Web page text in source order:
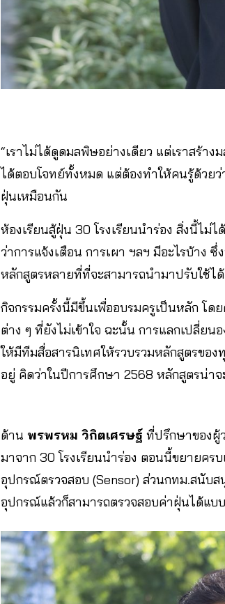
“เราไม่ได้ดูดมลพิษอย่างเดียว แต่เราสร้า
ได้ตอบโจทย์ทั้งหมด แต่ต้องทำให้คนรู้ด้วยว่า
ฝุ่นเหมือนกัน
ห้องเรียนสู้ฝุ่น 30 โรงเรียนนำร่อง สิ่งนี้ไม่
ว่าการแจ้งเตือน การเผา ฯลฯ มีอะไรบ้าง
หลักสูตรหลายที่ที่จะสามารถนำมาปรับใช้ได้
กิจกรรมครั้งนี้มีขึ้นเพื่ออบรมครูเป็นหลัก โด
ต่าง ๆ ที่ยังไม่เข้าใจ ฉะนั้น การแลกเปลี่ย
ให้มีทีมสื่อสารนิเทศให้รวบรวมหลักสูตรขอ
อยู่ คิดว่าในปีการศึกษา 2568 หลักสูตรน่า
ด้าน พรพรหม วิกิตเศรษฐ์ ที่ปรึกษาของผู้
มาจาก 30 โรงเรียนนำร่อง ตอนนี้ขยายคร
อุปกรณ์ตรวจสอบ (Sensor) ส่วนกทม.สนับส
อุปกรณ์แล้วก็สามารถตรวจสอบค่าฝุ่นได้แบ